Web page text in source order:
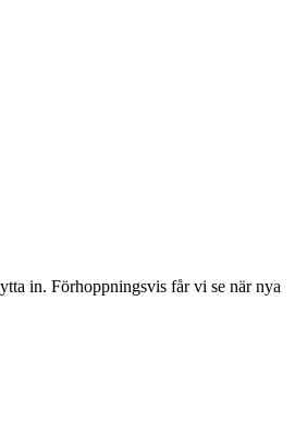
in. Förhoppningsvis får vi se när nya